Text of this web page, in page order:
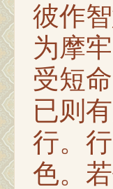
彼作
为摩
受短
已则
行。
色。